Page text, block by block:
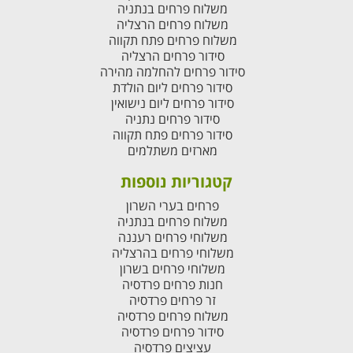
משלוח פרחים בנתניה
משלוח פרחים הרצליה
משלוח פרחים פתח תקווה
סידור פרחים הרצליה
סידור פרחים להחלמה מהירה
סידור פרחים ליום הולדת
סידור פרחים ליום נישואין
סידור פרחים נתניה
סידור פרחים פתח תקווה
מארזים משתלמים
קטגוריות נוספות
פרחים בערי השרון
משלוח פרחים בנתניה
משלוחי פרחים רעננה
משלוחי פרחים בהרצליה
משלוחי פרחים בשרון
חנות פרחים פרדסיה
זר פרחים פרדסיה
משלוח פרחים פרדסיה
סידור פרחים פרדסיה
עציצים פרדסיה